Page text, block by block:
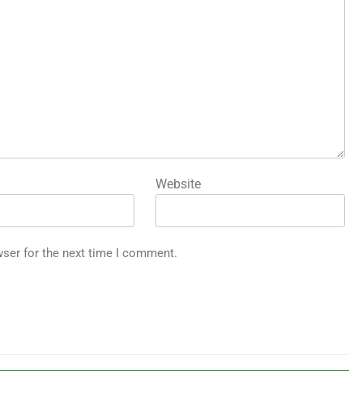
Website
for the next time I comment.